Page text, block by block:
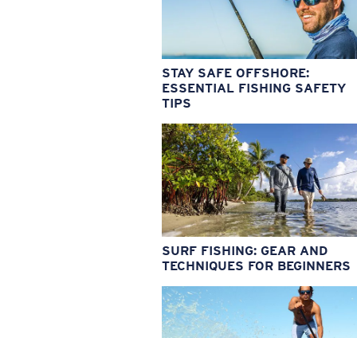
STAY SAFE OFFSHORE:
ESSENTIAL FISHING SAFETY
TIPS
SURF FISHING: GEAR AND
TECHNIQUES FOR BEGINNERS